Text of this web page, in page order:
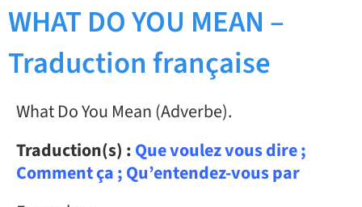
WHAT DO YOU MEAN –
Traduction française
What Do You Mean (Adverbe).
Traduction(s) :Que voulez vous dire ;
Comment ça ; Qu’entendez-vous par